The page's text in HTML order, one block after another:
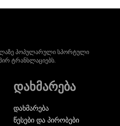
პოპულარული სპორტული
ტრანსლაციებს.
დახმარება
დახმარება
წესები და პირობები